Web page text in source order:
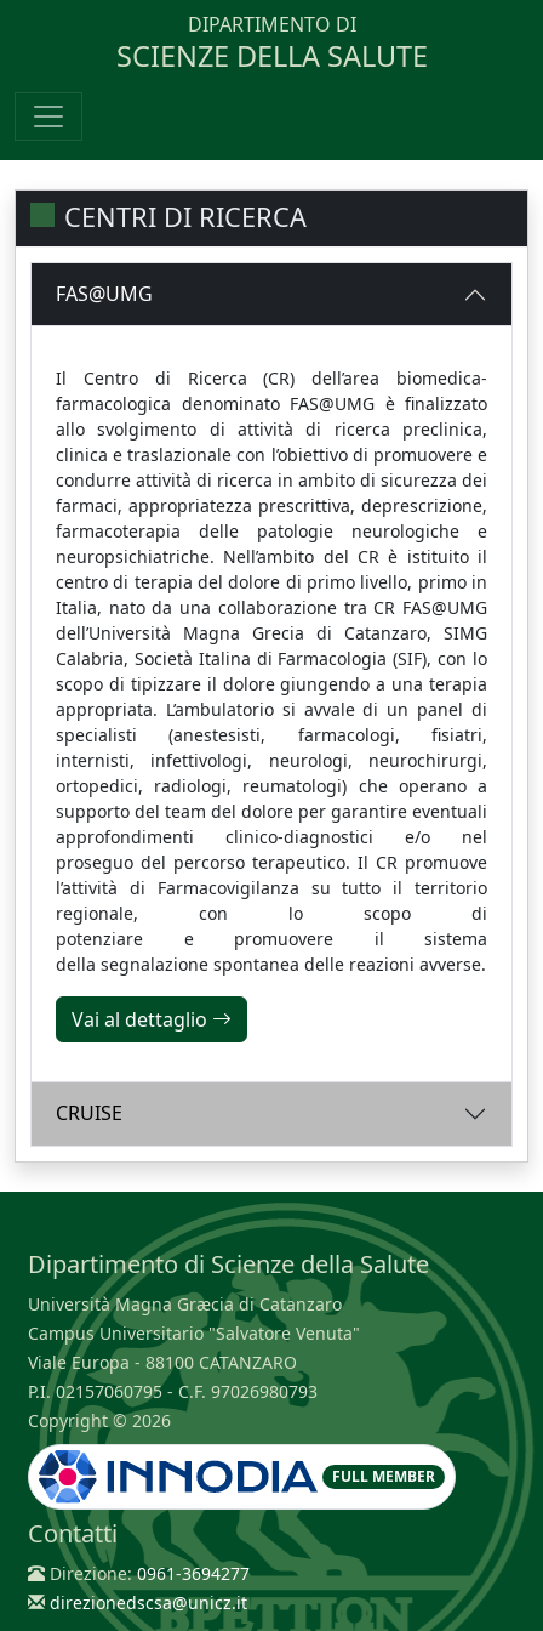
DIPARTIMENTO DI
SCIENZE DELLA SALUTE
CENTRI DI RICERCA
FAS@UMG
Il Centro di Ricerca (CR) dell’area biomedica-
farmacologica denominato FAS@UMG è finalizzato
allo svolgimento di attività di ricerca preclinica,
clinica e traslazionale con l’obiettivo di promuovere e
condurre attività di ricerca in ambito di sicurezza dei
farmaci, appropriatezza prescrittiva, deprescrizione,
farmacoterapia delle patologie neurologiche e
neuropsichiatriche. Nell’ambito del CR è istituito il
centro di terapia del dolore di primo livello, primo in
Italia, nato da una collaborazione tra CR FAS@UMG
dell’Università Magna Grecia di Catanzaro, SIMG
Calabria, Società Italina di Farmacologia (SIF), con lo
scopo di tipizzare il dolore giungendo a una terapia
appropriata. L’ambulatorio si avvale di un panel di
specialisti (anestesisti, farmacologi, fisiatri,
internisti, infettivologi, neurologi, neurochirurgi,
ortopedici, radiologi, reumatologi) che operano a
supporto del team del dolore per garantire eventuali
approfondimenti clinico-diagnostici e/o nel
proseguo del percorso terapeutico. Il CR promuove
l’attività di
Farmacovigilanza su tutto il territorio
regionale, con lo scopo di
potenziare
e promuovere il sistema
della segnalazione spontanea delle reazioni avverse.
Vai al dettaglio
CRUISE
Dipartimento di Scienze della Salute
Università Magna Græcia di Catanzaro
Campus Universitario "Salvatore Venuta"
Viale Europa - 88100 CATANZARO
P.I. 02157060795 - C.F. 97026980793
Copyright © 2026
FULL MEMBER
Contatti
Direzione:0961-3694277
direzionedscsa@unicz.it